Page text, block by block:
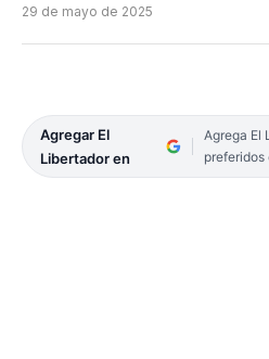
29 de mayo de 2025
Agregar El
Libertador en
Agrega El
preferidos